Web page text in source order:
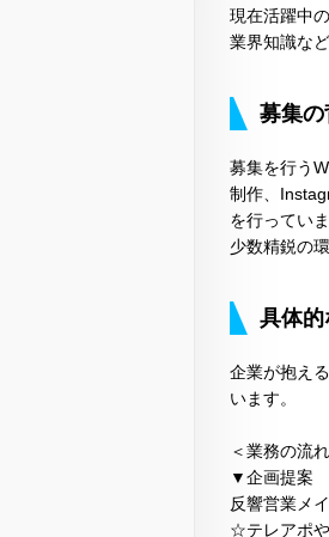
現在活躍中
業界知識な
募集の
募集を行う
制作、
を行ってい
少数精鋭の
具体
企業が抱え
います。
＜業務の流
▼企画提案
反響営業メ
☆テレアポや